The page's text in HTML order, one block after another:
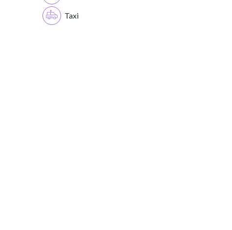
Taxi